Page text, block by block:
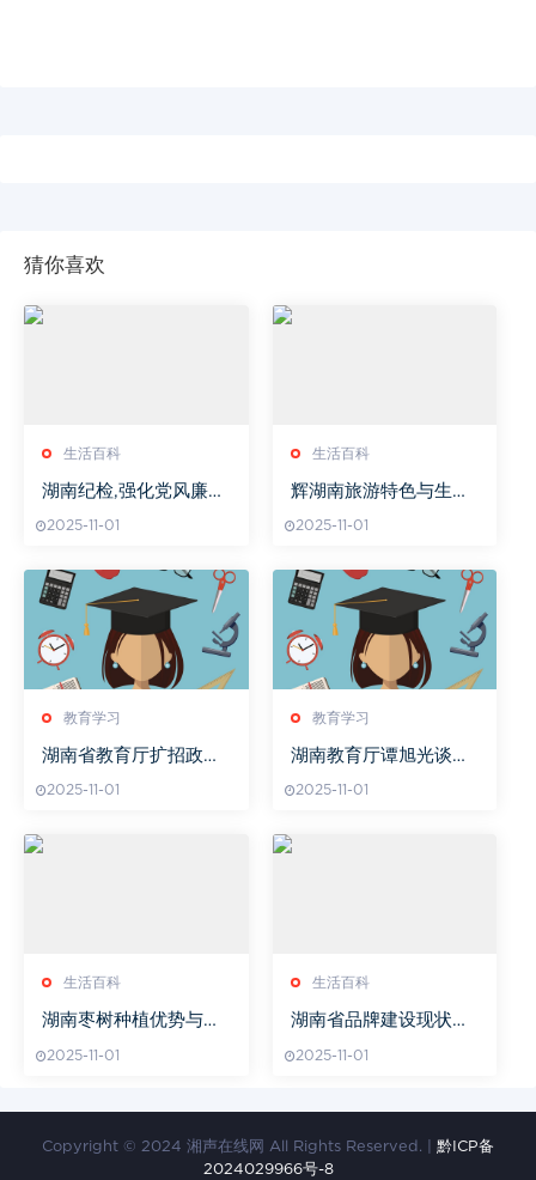
猜你喜欢
生活百科
湖南纪检,强化党风廉政
解析
2025-11-01
生活百科
辉湖南旅游特色与生态
2025-11-01
教育学习
湖南省教育厅扩招政策
2025-11-01
教育学习
湖南教育厅谭旭光谈教
2025-11-01
生活百科
湖南枣树种植优势与栽
方向
2025-11-01
生活百科
湖南省品牌建设现状与
存
2025-11-01
Copyright © 2024 湘声在线网 All Rights Reserved. | 黔ICP备
2024029966号-8